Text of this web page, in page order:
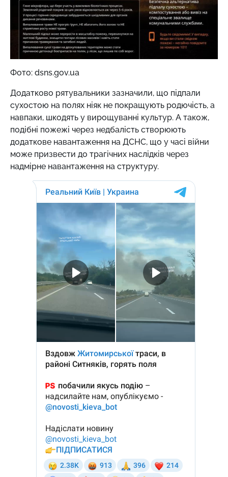
Фото: dsns.gov.ua
Додатково рятувальники зазначили, що підпали
сухостою на полях ніяк не покращують родючість, а
навпаки, шкодять у вирощуванні культур. А також,
подібні пожежі через недбалість створюють
додаткове навантаження на ДСНС, що у часі війни
може призвести до трагічних наслідків через
надмірне навантаження на структуру.